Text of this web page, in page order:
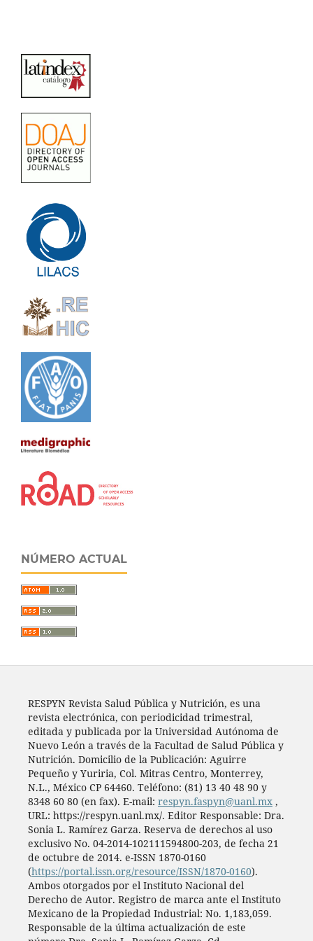
NÚMERO ACTUAL
RESPYN Revista Salud Pública y Nutrición, es una
revista electrónica, con periodicidad trimestral,
editada y publicada por la Universidad Autónoma de
Nuevo León a través de la Facultad de Salud Pública y
Nutrición. Domicilio de la Publicación: Aguirre
Pequeño y Yuriria, Col. Mitras Centro, Monterrey,
N.L., México CP 64460. Teléfono: (81) 13 40 48 90 y
8348 60 80 (en fax). E-mail: respyn.faspyn@uanl.mx,
URL: https://respyn.uanl.mx/. Editor Responsable: Dra.
Sonia L. Ramírez Garza. Reserva de derechos al uso
exclusivo No. 04-2014-102111594800-203, de fecha 21
de octubre de 2014. e-ISSN 1870-0160
(https://portal.issn.org/resource/ISSN/1870-0160).
Ambos otorgados por el Instituto Nacional del
Derecho de Autor. Registro de marca ante el Instituto
Mexicano de la Propiedad Industrial: No. 1,183,059.
Responsable de la última actualización de este